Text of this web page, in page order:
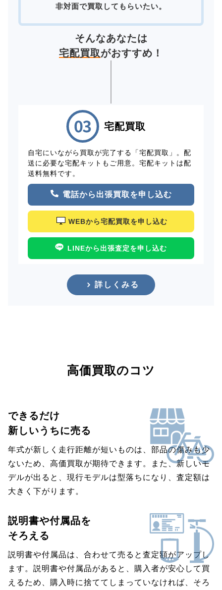
非対面で買取してもらいたい。
そんなあなたは
宅配買取がおすすめ！
宅配買取
自宅にいながら買取が完了する「宅配買取」。配
送に必要な宅配キットもご用意。宅配キットは配
送料無料です。
電話から出張買取を申し込む
WEBから宅配買取を申し込む
LINEから出張査定を申し込む
詳しくみる
高価買取のコツ
できるだけ
新しいうちに売る
年式が新しく走行距離が短いものは、部品の傷みも少
ないため、高価買取が期待できます。また、新しいモ
デルが出ると、現行モデルは型落ちになり、査定額は
大きく下がります。
説明書や付属品を
そろえる
説明書や付属品は、合わせて売ると査定額がアップし
ます。説明書や付属品があると、購入者が安心して買
えるため、購入時に捨ててしまっていなければ、そろ